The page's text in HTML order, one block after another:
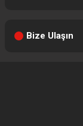
Bize Ulaşın